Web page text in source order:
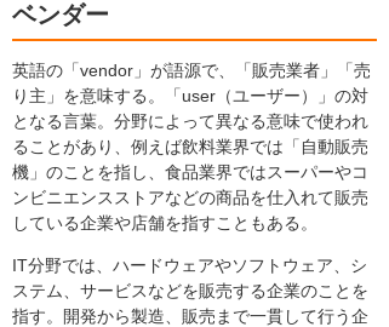
ベンダー
英語の「vendor」が語源で、「販売業者」「売
り主」を意味する。「user（ユーザー）」の対
となる言葉。分野によって異なる意味で使われ
ることがあり、例えば飲料業界では「自動販売
機」のことを指し、食品業界ではスーパーやコ
ンビニエンスストアなどの商品を仕入れて販売
している企業や店舗を指すこともある。
IT分野では、ハードウェアやソフトウェア、シ
ステム、サービスなどを販売する企業のことを
指す。開発から製造、販売まで一貫して行う企